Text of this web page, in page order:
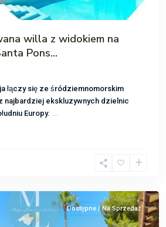
willa z widokiem na
Pons...
łączy się ze śródziemnomorskim
najbardziej ekskluzywnych dzielnic
Europy. ...
Dostępne / Na Sprzedaż